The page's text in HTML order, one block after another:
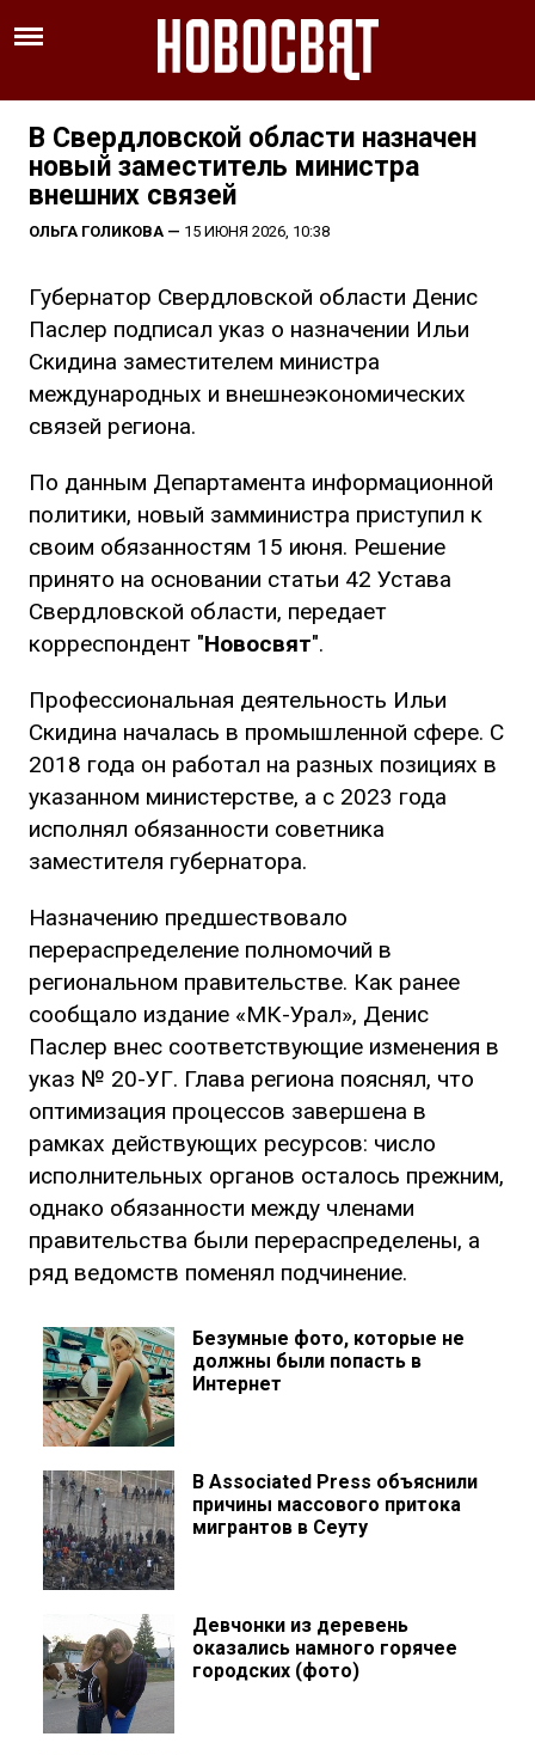
В Свердловской области назначен
новый заместитель министра
внешних связей
ОЛЬГА ГОЛИКОВА — 15 ИЮНЯ 2026, 10:38
Губернатор Свердловской области Денис
Паслер подписал указ о назначении Ильи
Скидина заместителем министра
международных и внешнеэкономических
связей региона.
По данным Департамента информационной
политики, новый замминистра приступил к
своим обязанностям 15 июня. Решение
принято на основании статьи 42 Устава
Свердловской области, передает
корреспондент "Новосвят".
Профессиональная деятельность Ильи
Скидина началась в промышленной сфере. С
2018 года он работал на разных позициях в
указанном министерстве, а с 2023 года
исполнял обязанности советника
заместителя губернатора.
Назначению предшествовало
перераспределение полномочий в
региональном правительстве. Как ранее
сообщало издание «МК-Урал», Денис
Паслер внес соответствующие изменения в
указ № 20-УГ. Глава региона пояснял, что
оптимизация процессов завершена в
рамках действующих ресурсов: число
исполнительных органов осталось прежним,
однако обязанности между членами
правительства были перераспределены, а
ряд ведомств поменял подчинение.
Безумные фото, которые не
должны были попасть в
Интернет
В Associated Press объяснили
причины массового притока
мигрантов в Сеуту
Девчонки из деревень
оказались намного горячее
городских (фото)